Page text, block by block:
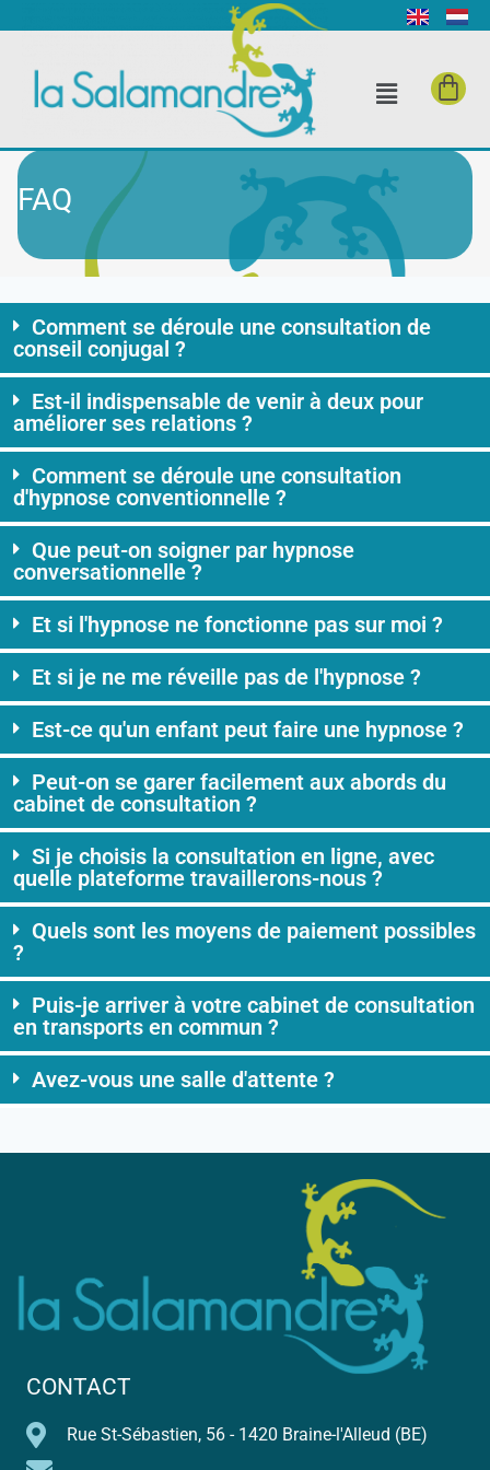
FAQ
Comment se déroule une consultation de
conseil conjugal ?
Est-il indispensable de venir à deux pour
améliorer ses relations ?
Comment se déroule une consultation
d'hypnose conventionnelle ?
Que peut-on soigner par hypnose
conversationnelle ?
Et si l'hypnose ne fonctionne pas sur moi ?
Et si je ne me réveille pas de l'hypnose ?
Est-ce qu'un enfant peut faire une hypnose ?
Peut-on se garer facilement aux abords du
cabinet de consultation ?
Si je choisis la consultation en ligne, avec
quelle plateforme travaillerons-nous ?
Quels sont les moyens de paiement possibles
?
Puis-je arriver à votre cabinet de consultation
en transports en commun ?
Avez-vous une salle d'attente ?
CONTACT
Rue St-Sébastien, 56 - 1420 Braine-l'Alleud (BE)